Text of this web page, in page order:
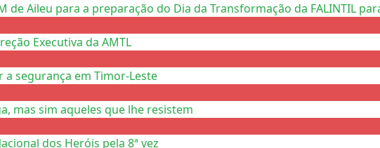
de Aileu para a preparação do Dia da Transformação da FALINTIL
Executiva da AMTL
a segurança em Timor-Leste
mas sim aqueles que lhe resistem
dos Heróis pela 8ª vez